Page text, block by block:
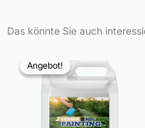
Das könnte Sie auch
Angebot!
Angebot!